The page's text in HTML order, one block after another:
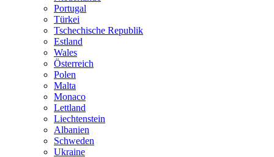
Portugal
Türkei
Tschechische Republik
Estland
Wales
Österreich
Polen
Malta
Monaco
Lettland
Liechtenstein
Albanien
Schweden
Ukraine